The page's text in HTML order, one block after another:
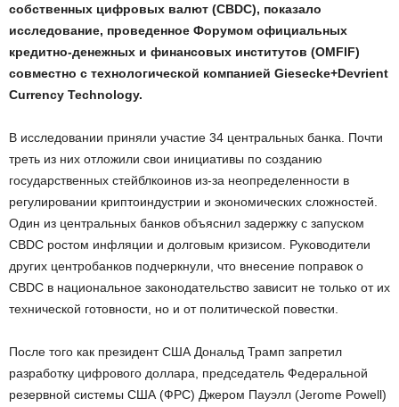
собственных цифровых валют (CBDC), показало
исследование, проведенное Форумом официальных
кредитно-денежных и финансовых институтов (OMFIF)
совместно с технологической компанией Giesecke+Devrient
Currency Technology.
В исследовании приняли участие 34 центральных банка. Почти
треть из них отложили свои инициативы по созданию
государственных стейблкоинов из-за неопределенности в
регулировании криптоиндустрии и экономических сложностей.
Один из центральных банков объяснил задержку с запуском
CBDC ростом инфляции и долговым кризисом. Руководители
других центробанков подчеркнули, что внесение поправок о
CBDC в национальное законодательство зависит не только от их
технической готовности, но и от политической повестки.
После того как президент США Дональд Трамп запретил
разработку цифрового доллара, председатель Федеральной
резервной системы США (ФРС) Джером Пауэлл (Jerome Powell)